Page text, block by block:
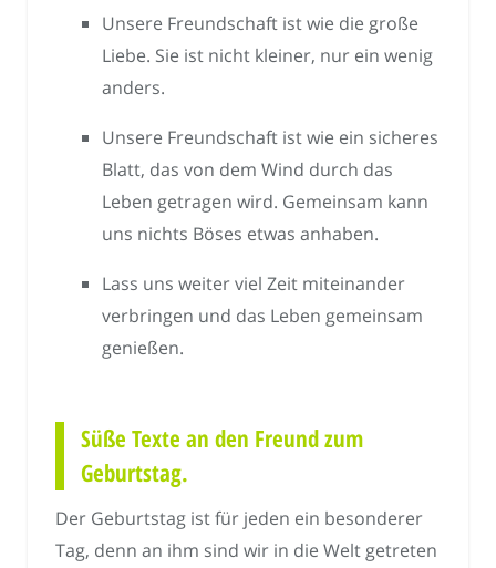
Unsere Freundschaft ist wie die große
Liebe. Sie ist nicht kleiner, nur ein wenig
anders.
Unsere Freundschaft ist wie ein sicheres
Blatt, das von dem Wind durch das
Leben getragen wird. Gemeinsam kann
uns nichts Böses etwas anhaben.
Lass uns weiter viel Zeit miteinander
verbringen und das Leben gemeinsam
genießen.
Süße Texte an den Freund zum
Geburtstag.
Der Geburtstag ist für jeden ein besonderer
Tag, denn an ihm sind wir in die Welt getreten